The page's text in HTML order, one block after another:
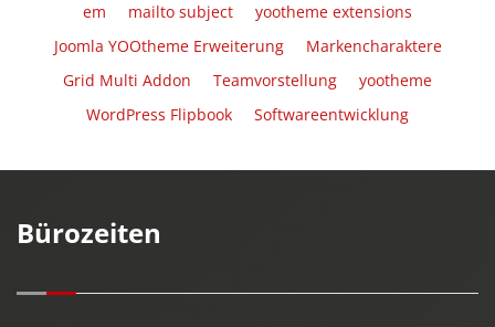
em
mailto subject
yootheme extensions
Joomla YOOtheme Erweiterung
Markencharaktere
Grid Multi Addon
Teamvorstellung
yootheme
WordPress Flipbook
Softwareentwicklung
Bürozeiten